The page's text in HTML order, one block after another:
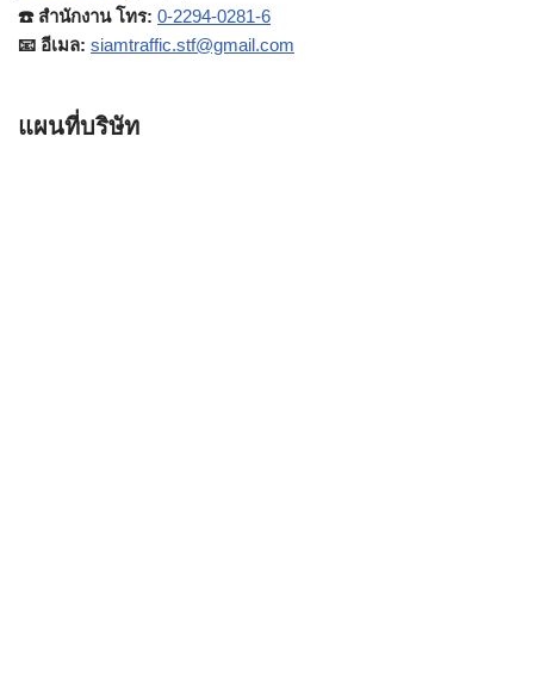
☎️ สำนักงาน โทร: 0-2294-0281-6
📧 อีเมล: siamtraffic.stf@gmail.com
แผนที่บริษัท